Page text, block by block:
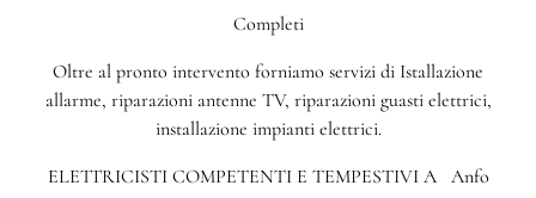
Completi
Oltre al pronto intervento forniamo servizi di Istallazione
allarme, riparazioni antenne TV, riparazioni guasti elettrici,
installazione impianti elettrici.
ELETTRICISTI COMPETENTI E TEMPESTIVI A Anfo